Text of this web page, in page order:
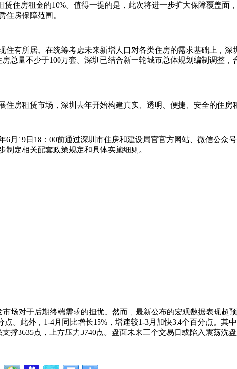
住房租金的10%。值得一提的是，此次将进一步扩大保障覆盖面
住房保障范围。
有所居。在统筹考虑未来新增人口对各类住房的需求基础上，深
总量不少于100万套。深圳已结合新一轮城市总体规划编制调整
房租赁市场，深圳去年开始构建真实、透明、便捷、安全的住房
月19日18：00前通过深圳市住房和建设局官官方网站、微信公众
定相关配套政策规定和具体实施细则。
对于后期终端需求的担忧。然而，最新公布的宏观数据表现超
。此外，1-4月同比增长15%，增速较1-3月加快3.4个百分点。其
撑3635点，上方压力3740点。盘面未来三个交易日或陷入震荡洗